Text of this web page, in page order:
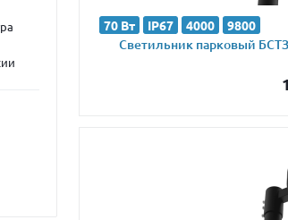
70 Вт IP67 4000 9800
Светильник парковый